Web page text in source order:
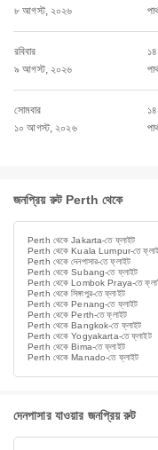
৮ আগস্ট, ২০২৬
রবিবার
৯ আগস্ট, ২০২৬
সোমবার
১০ আগস্ট, ২০২৬
জনপ্রিয় রুট Perth থেকে
Perth থেকে Jakarta-তে ফ্লাইট
Perth থেকে Kuala Lumpur-তে
Perth থেকে দেনপাসার-তে ফ্লাইট
Perth থেকে Subang-তে ফ্লাইট
Perth থেকে Lombok Praya-তে
Perth থেকে সিঙ্গাপুর-তে ফ্লাইট
Perth থেকে Penang-তে ফ্লাইট
Perth থেকে Perth-তে ফ্লাইট
Perth থেকে Bangkok-তে ফ্লাইট
Perth থেকে Yogyakarta-তে ফ্লাইট
Perth থেকে Bima-তে ফ্লাইট
Perth থেকে Manado-তে ফ্লাইট
দেনপাসার যাওয়ার জনপ্রিয় রুট